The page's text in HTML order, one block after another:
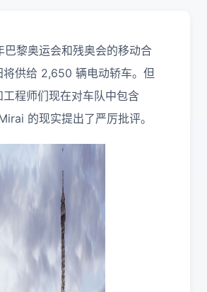
黎奥运会和残奥会的移动合
将供给 2,650 辆电动轿车。但
工程师们现在对车队中包含
的现实提出了严厉批评。